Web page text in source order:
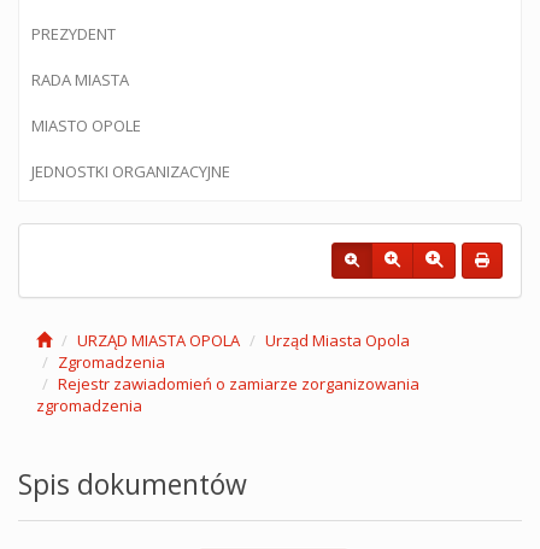
PREZYDENT
RADA MIASTA
MIASTO OPOLE
JEDNOSTKI ORGANIZACYJNE
URZĄD MIASTA OPOLA
Urząd Miasta Opola
Zgromadzenia
Rejestr zawiadomień o zamiarze zorganizowania
zgromadzenia
Spis dokumentów